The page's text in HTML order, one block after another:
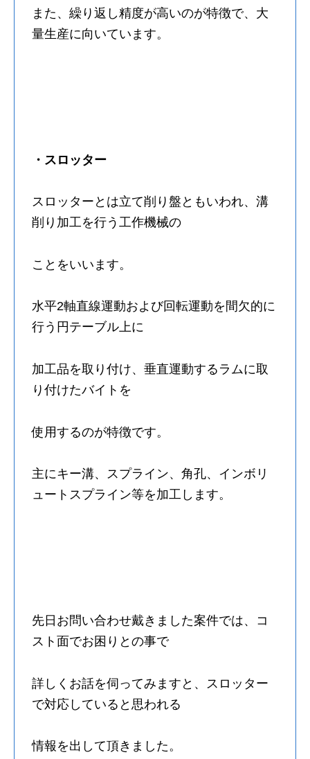
また、繰り返し精度が高いのが特徴で、大
量生産に向いています。
・スロッター
スロッターとは立て削り盤ともいわれ、溝
削り加工を行う工作機械の
ことをいいます。
水平2軸直線運動および回転運動を間欠的に
行う円テーブル上に
加工品を取り付け、垂直運動するラムに取
り付けたバイトを
使用するのが特徴です。
主にキー溝、スプライン、角孔、インボリ
ュートスプライン等を加工します。
先日お問い合わせ戴きました案件では、コ
スト面でお困りとの事で
詳しくお話を伺ってみますと、スロッター
で対応していると思われる
情報を出して頂きました。